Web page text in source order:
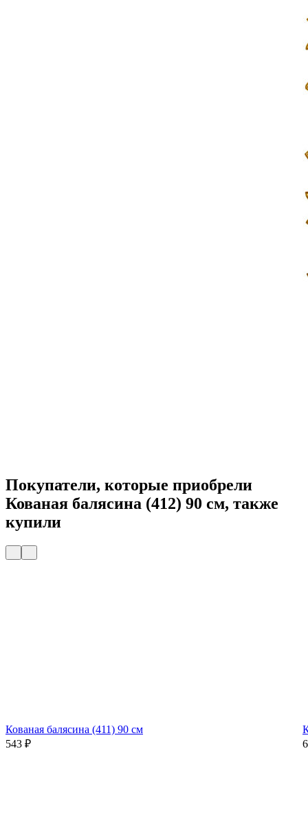
Покупатели, которые приобрели
Кованая балясина (412) 90 см, также
купили
Кованая балясина (411) 90 см
543 ₽